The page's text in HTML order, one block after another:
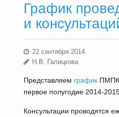
График
и
22 сентября 2014
Н.В. Галицкова
Представляем графикПМПК
первое полугодие 2014-
Консультации проводятся